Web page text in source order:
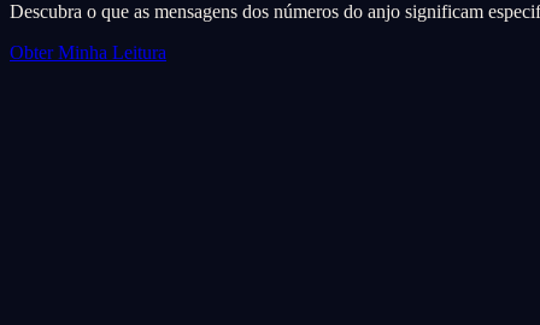
Descubra o que as mensagens dos números do anjo significam
Obter Minha Leitura